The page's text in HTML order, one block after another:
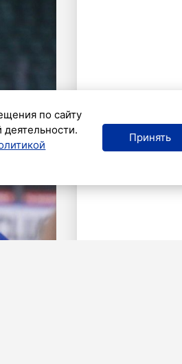
по сайту
Принять